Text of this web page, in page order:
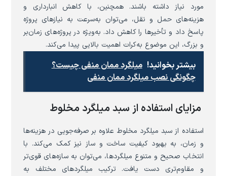
مورد نیاز داشته باشند. همچنین، با کاهش انبارداری و
هزینه‌های حمل و نقل، می‌توان به‌سرعت به نیازهای پروژه
پاسخ داد و تأخیرها را کاهش داد. به‌ویژه در پروژه‌های زمان‌بر
و بزرگ، این موضوع به‌کرات اهمیت بالایی پیدا می‌کند.
بیشتر بخوانید! میلگرد ممان منفی چیست؟
چگونگی نصب میلگرد ممان منفی
مزایای استفاده از سبد میلگرد مخلوط
استفاده از سبد میلگرد مخلوط علاوه بر صرفه‌جویی در هزینه‌ها
و زمان، به بهبود کیفیت ساخت و ساز نیز کمک می‌کند. با
انتخاب صحیح و متنوع میلگردها، می‌توان به سازه‌های قوی‌تر
و مقاوم‌تری دست یافت. ترکیب میلگردهای مختلف به